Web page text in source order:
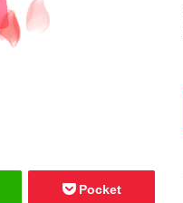
Pocket